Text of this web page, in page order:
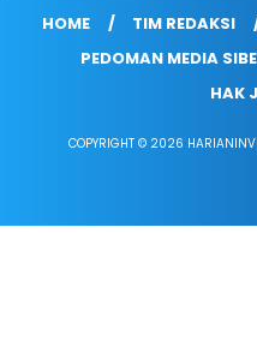
HOME TIM REDAKSI
PEDOMAN MEDIA
HAK
COPYRIGHT © 2026